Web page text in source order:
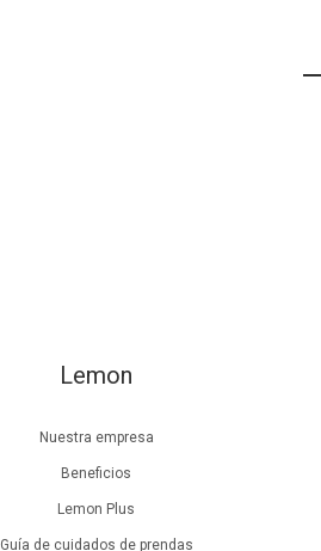
Lemon
Nuestra empresa
Beneficios
Lemon Plus
Guía de cuidados de prendas